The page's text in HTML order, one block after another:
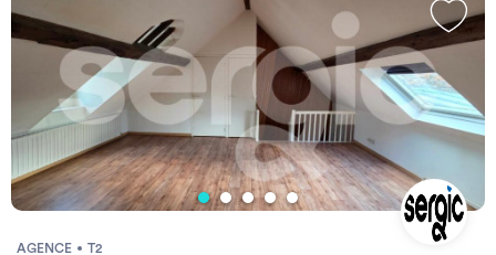
AGENCE T2